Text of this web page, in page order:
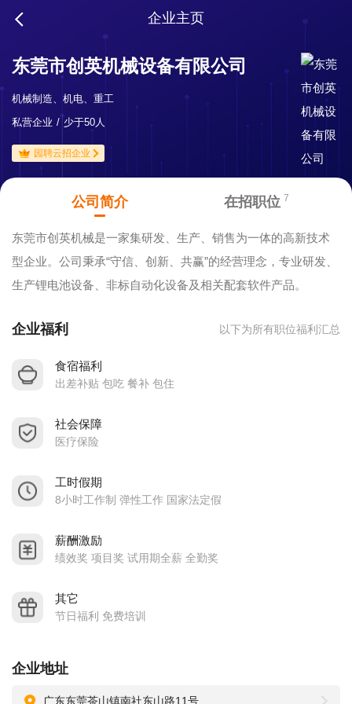
企业主页
东莞市创英机械设备有限公司
机械制造、机电、重工
私营企业
少于50人
园聘云招企业
公司简介 在招职位 7
东莞市创英机械是一家集研发、生产、销售为一体的高新技术
型企业。公司秉承“守信、创新、共赢”的经营理念，专业研发、
生产锂电池设备、非标自动化设备及相关配套软件产品。
企业福利 以下为所有职位福利汇总
食宿福利
出差补贴 包吃 餐补 包住
社会保障
医疗保险
工时假期
8小时工作制 弹性工作 国家法定假
薪酬激励
绩效奖 项目奖 试用期全薪 全勤奖
其它
节日福利 免费培训
企业地址